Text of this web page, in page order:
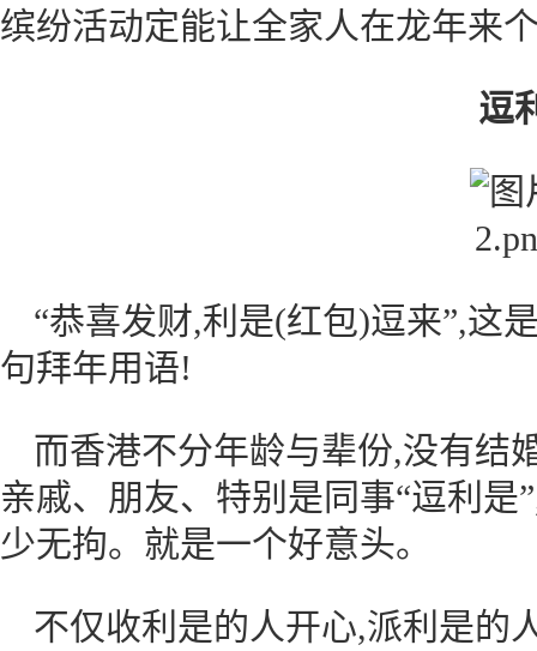
缤纷活动定能让全家人在龙年来
逗
“恭喜发财,利是(红包)逗来”,这
句拜年用语!
而香港不分年龄与辈份,没有结
亲戚、朋友、特别是同事“逗利
少无拘。就是一个好意头。
不仅收利是的人开心,派利是的